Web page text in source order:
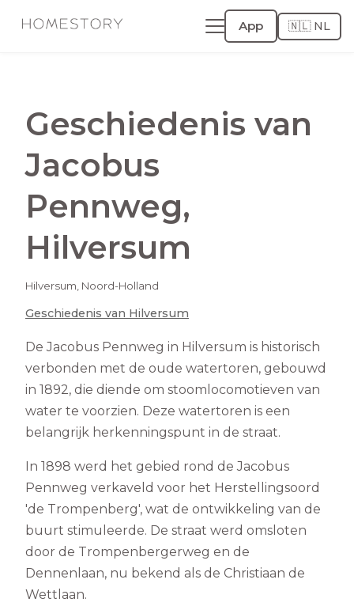
App 🇳🇱 NL
Geschiedenis van
Jacobus
Pennweg,
Hilversum
Hilversum, Noord-Holland
Geschiedenis van Hilversum
De Jacobus Pennweg in Hilversum is historisch
verbonden met de oude watertoren, gebouwd
in 1892, die diende om stoomlocomotieven van
water te voorzien. Deze watertoren is een
belangrijk herkenningspunt in de straat.
In 1898 werd het gebied rond de Jacobus
Pennweg verkaveld voor het Herstellingsoord
'de Trompenberg', wat de ontwikkeling van de
buurt stimuleerde. De straat werd omsloten
door de Trompenbergerweg en de
Dennenlaan, nu bekend als de Christiaan de
Wettlaan.